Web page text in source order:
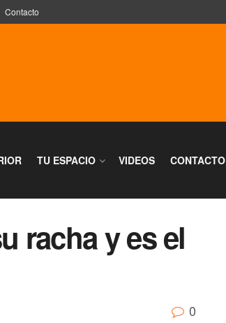
Contacto
TU ESPACIO VIDEOS CONTACTO
racha y es el
0